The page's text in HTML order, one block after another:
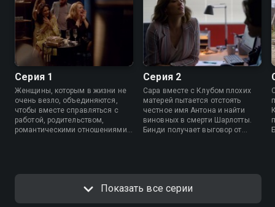
Серия 1
Женщины, которым в жизни не
очень везло, объединяются,
чтобы вместе справляться с
работой, родительством,
романтическими отношениями и
Серия 2
Сара вместе с Клубом плохих
матерей пытается отстоять
честное имя Антона и найти
виновных в смерти Шарлотты.
Бинди получает выговор от
Показать все серии